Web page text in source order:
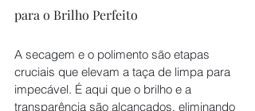
para o Brilho Perfeito
A secagem e o polimento são etapas
cruciais que elevam a taça de limpa para
impecável. É aqui que o brilho e a
transparência são alcançados, eliminando